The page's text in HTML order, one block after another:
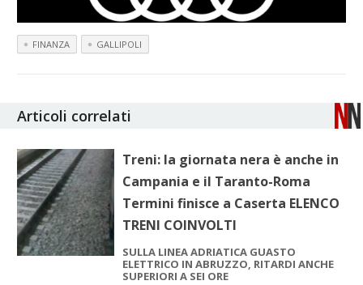
FINANZA GALLIPOLI
Articoli correlati
Treni: la giornata nera è anche in
Campania e il Taranto-Roma
Termini finisce a Caserta ELENCO
TRENI COINVOLTI
SULLA LINEA ADRIATICA GUASTO
ELETTRICO IN ABRUZZO, RITARDI ANCHE
SUPERIORI A SEI ORE